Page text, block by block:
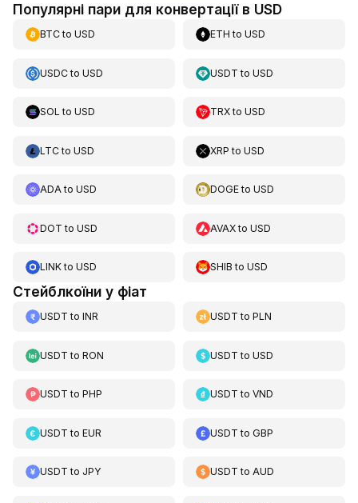
Популярні пари для конвертації в USD
BTCto USD ETH toUSD
USDCto USD USDT toUSD
SOL to USD TRXtoUSD
LTCto USD XRP toUSD
ADAto USD DOGEtoUSD
DOT to USD AVAXtoUSD
LINKto USD SHIB toUSD
Стейблкоїни у фіат
USDT to INR USDT toPLN
USDT to RON USDT toUSD
USDT to PHP USDT toVND
USDT to EUR USDT toGBP
USDT to JPY USDT toAUD